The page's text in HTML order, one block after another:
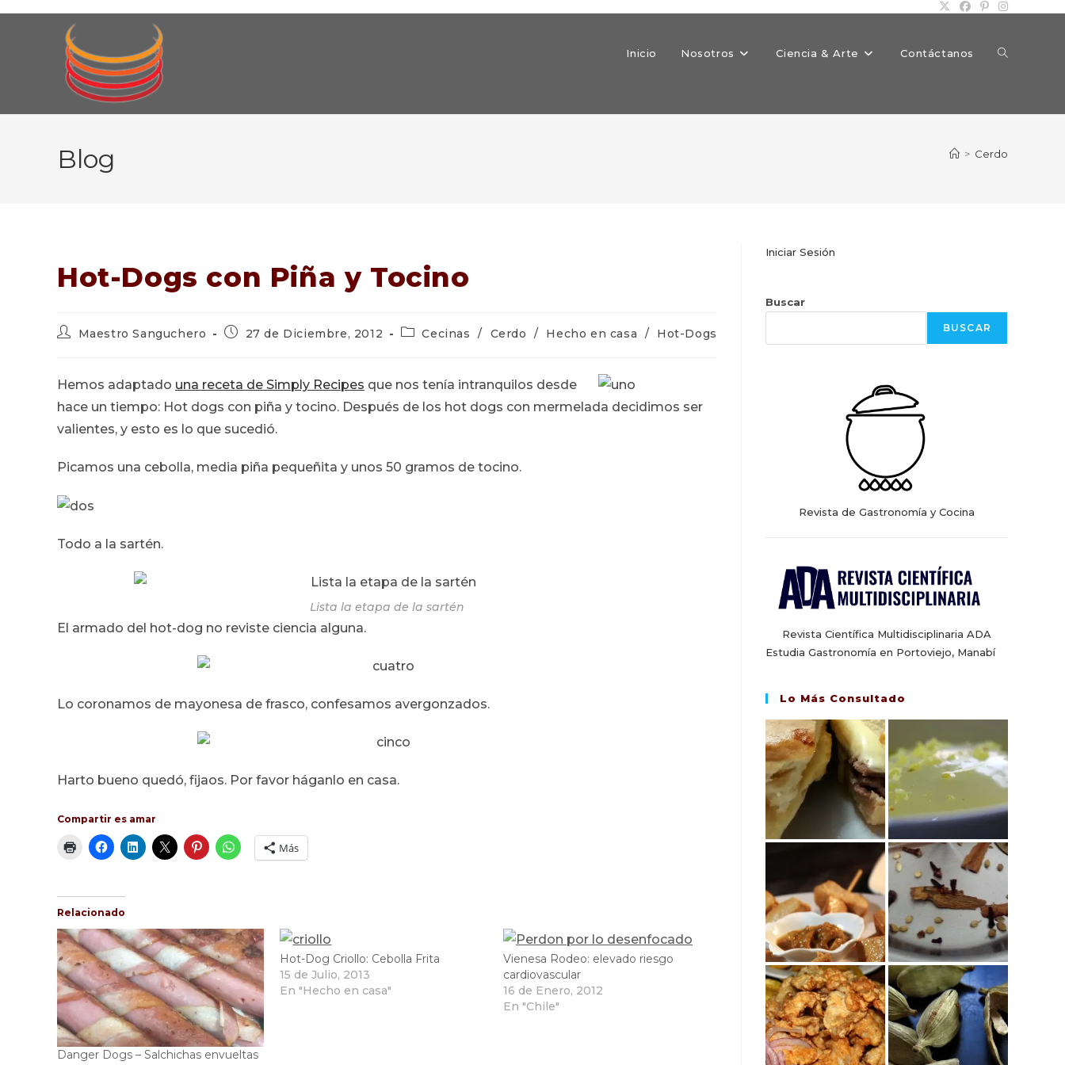
Inicio Nosotros Ciencia & Arte Contáctanos Alternar
Blog > Cerdo
Hot-Dogs con Piña y Tocino
Autor
entrada:
Maestro Sanguchero
Publicación
entrada:
27 de Diciembre, 2012
Categoría
entrada:
Cecinas / Cerdo / Hecho en casa / Hot-Dogs
Hemos adaptado una receta de Simply Recipes que nos tenía intranquilos desde
hace un tiempo: Hot dogs con piña y tocino. Después de los hot dogs con mermelada decidimos ser
valientes, y esto es lo que sucedió.
Picamos una cebolla, media piña pequeñita y unos 50 gramos de tocino.
Todo a la sartén.
Lista la etapa de la sartén
El armado del hot-dog no reviste ciencia alguna.
Lo coronamos de mayonesa de frasco, confesamos avergonzados.
Harto bueno quedó, fijaos. Por favor háganlo en casa.
Compartir es amar
Más
Relacionado
Danger Dogs – Salchichas envueltas
Hot-Dog Criollo: Cebolla Frita
15 de Julio, 2013
En "Hecho en casa"
Vienesa Rodeo: elevado riesgo
cardiovascular
16 de Enero, 2012
En "Chile"
Iniciar Sesión
Buscar
BUSCAR
Revista de Gastronomía y Cocina
Revista Científica Multidisciplinaria ADA
Estudia Gastronomía en Portoviejo, Manabí
Lo Más Consultado